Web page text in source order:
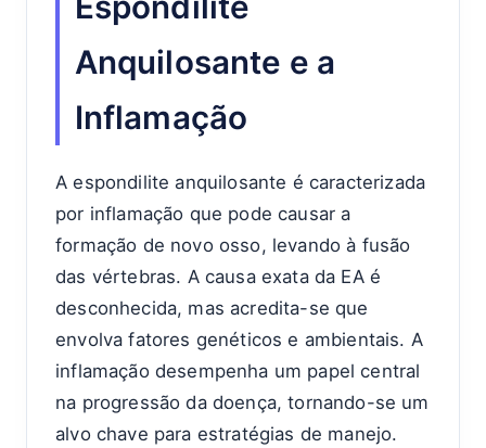
Anquilosante e a
Inflamação
A espondilite anquilosante é caracterizada
por inflamação que pode causar a
formação de novo osso, levando à fusão
das vértebras. A causa exata da EA é
desconhecida, mas acredita-se que
envolva fatores genéticos e ambientais. A
inflamação desempenha um papel central
na progressão da doença, tornando-se um
alvo chave para estratégias de manejo.